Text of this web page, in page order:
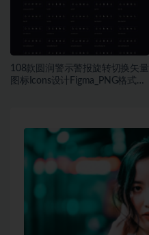
108款圆润警示警报旋转切换矢量
图标Icons设计Figma_PNG格式素